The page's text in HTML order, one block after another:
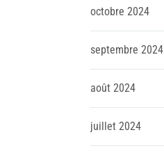
octobre 2024
septembre 2024
août 2024
juillet 2024